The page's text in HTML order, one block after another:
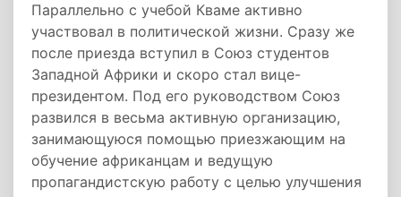
Параллельно с учебой Кваме активно
участвовал в политической жизни. Сразу же
после приезда вступил в Союз студентов
Западной Африки и скоро стал вице-
президентом. Под его руководством Союз
развился в весьма активную организацию,
занимающуюся помощью приезжающим на
обучение африканцам и ведущую
пропагандистскую работу с целью улучшения